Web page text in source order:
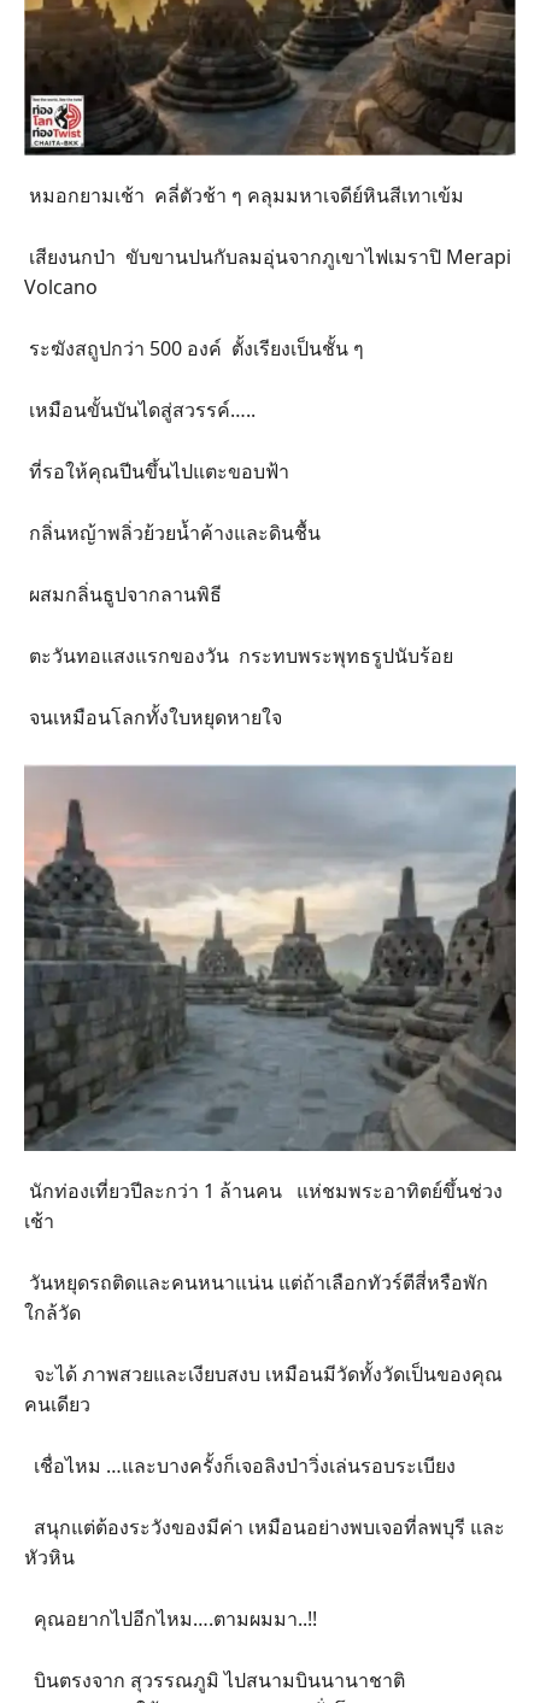
หมอกยามเช้า คลี่ตัวช้า ๆ คลุมมหาเจดีย์หินสีเทาเข้ม
เสียงนกป่า ขับขานปนกับลมอุ่นจากภูเขาไฟเมราปิ Merapi
Volcano
ระฆังสถูปกว่า 500 องค์ ตั้งเรียงเป็นชั้น ๆ
เหมือนขั้นบันไดสู่สวรรค์…..
ที่รอให้คุณปีนขึ้นไปแตะขอบฟ้า
กลิ่นหญ้าพลิ่วย้วยน้ำค้างและดินชื้น
ผสมกลิ่นธูปจากลานพิธี
ตะวันทอแสงแรกของวัน กระทบพระพุทธรูปนับร้อย
จนเหมือนโลกทั้งใบหยุดหายใจ
นักท่องเที่ยวปีละกว่า 1 ล้านคน แห่ชมพระอาทิตย์ขึ้นช่วง
เช้า
วันหยุดรถติดและคนหนาแน่น แต่ถ้าเลือกทัวร์ตีสี่หรือพัก
ใกล้วัด
จะได้ ภาพสวยและเงียบสงบ เหมือนมีวัดทั้งวัดเป็นของคุณ
คนเดียว
เชื่อไหม …และบางครั้งก็เจอลิงป่าวิ่งเล่นรอบระเบียง
สนุกแต่ต้องระวังของมีค่า เหมือนอย่างพบเจอที่ลพบุรี และ
หัวหิน
คุณอยากไปอีกไหม….ตามผมมา..!!
บินตรงจาก สุวรรณภูมิ ไปสนามบินนานาชาติ